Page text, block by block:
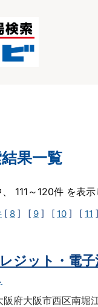
果一覧
111～120件 を表示
[ 8 ] [ 9 ] [ 10 ] [ 11
レジット・電
阪府大阪市西区南堀